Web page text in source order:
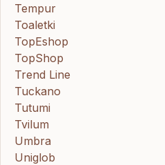
Tempur
Toaletki
TopEshop
TopShop
Trend Line
Tuckano
Tutumi
Tvilum
Umbra
Uniglob